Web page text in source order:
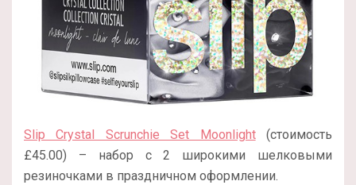
Slip Crystal Scrunchie Set Moonlight(стоимость
£45.00) – набор с 2 широкими шелковыми
резиночками в праздничном оформлении.